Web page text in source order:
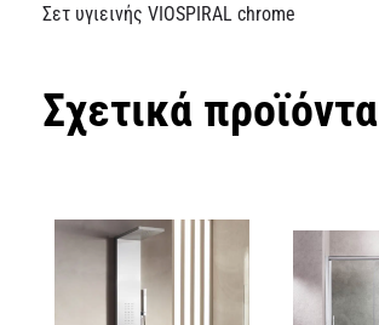
Σετ υγιεινής VIOSPIRAL chrome
Σχετικά προϊόντα